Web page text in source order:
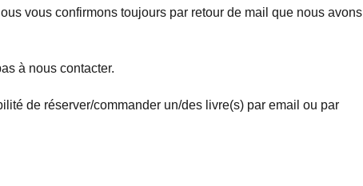
vous confirmons toujours par retour de mail que nous avons
à nous contacter.
de réserver/commander un/des livre(s) par email ou par